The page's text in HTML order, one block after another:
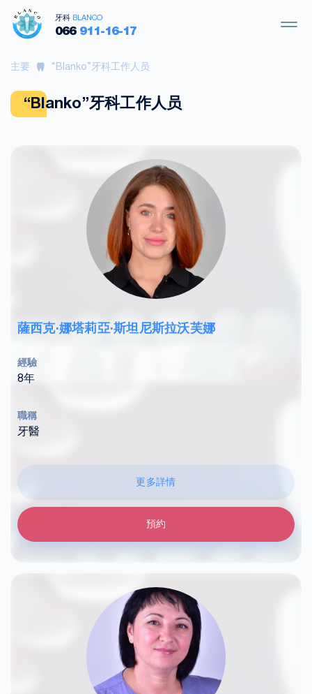
牙科 BLANCO
066911-16-17
主要 “Blanko”牙科工作人员
“Blanko”牙科工作人员
薩西克·娜塔莉亞·斯坦尼斯拉沃芙娜
經驗
8年
職稱
牙醫
更多詳情
預約